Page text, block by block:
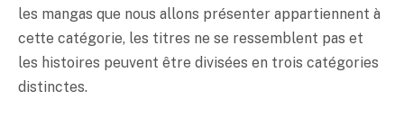
les mangas que nous allons présenter appartiennent à
cette catégorie, les titres ne se ressemblent pas et
les histoires peuvent être divisées en trois catégories
distinctes.